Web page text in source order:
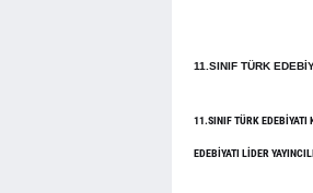
11.SINIF TÜRK
11.SINIF TÜRK EDEBİYATI
EDEBİYATI LİDER